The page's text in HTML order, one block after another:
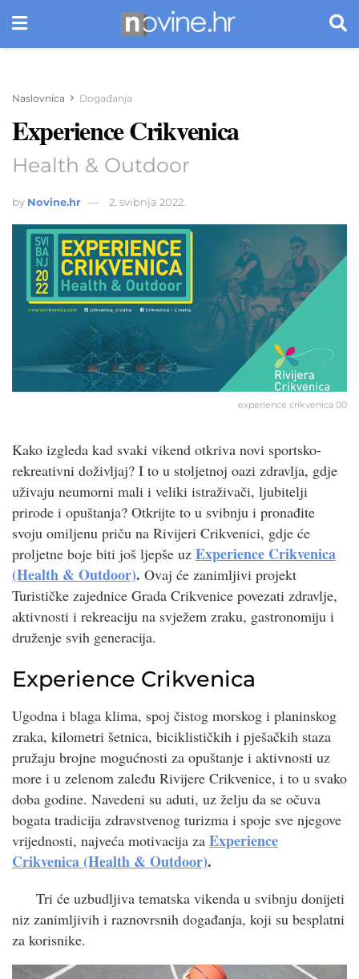
Naslovnica Događanja
Experience Crikvenica
Health & Outdoor
by Novine.hr 2. svibnja 2022.
experience crikvenica 00
Kako izgleda kad svaki vikend otkriva novi sportsko-
rekreativni doživljaj? I to u stoljetnoj oazi zdravlja, gdje
uživaju neumorni mali i veliki istraživači, ljubitelji
prirode i opuštanja? Otkrijte to u svibnju i pronađite
svoju omiljenu priču na Rivijeri Crikvenici, gdje će
proljetne boje biti još ljepše uz Experience Crikvenica
(Health & Outdoor). Ovaj će zanimljivi projekt
Turističke zajednice Grada Crikvenice povezati zdravlje,
aktivnosti i rekreaciju na svježem zraku, gastronomiju i
druženje svih generacija.
Experience Crikvenica
Ugodna i blaga klima, spoj čistog morskog i planinskog
zraka, kilometri šetnica, biciklističkih i pješačkih staza
pružaju brojne mogućnosti za opuštanje i aktivnosti uz
more i u zelenom zaleđu Rivijere Crikvenice, i to u svako
doba godine. Navedeni su aduti, uz želju da se očuva
bogata tradicija zdravstvenog turizma i spoje sve njegove
vrijednosti, najveća motivacija za Experience
Crikvenica (Health & Outdoor).
Tri će uzbudljiva tematska vikenda u svibnju donijeti
niz zanimljivih i raznovrsnih događanja, koji su besplatni
za korisnike.